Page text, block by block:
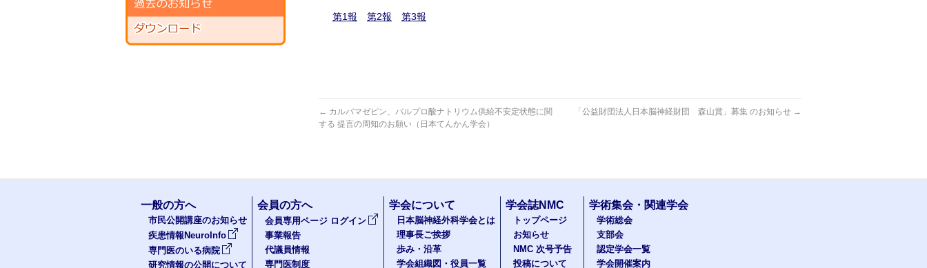
第1報 第2報 第3報
← カルバマゼピン、バルプロ酸ナトリウム供給不安定状態に関
する 提言の周知のお願い（日本てんかん学会）
「公益財団法人日本脳神経財団 森山賞」募集 のお知らせ →
一般の方へ
市民公開講座のお知らせ
疾患情報NeuroInfo
専門医のいる病院
研究情報の公開について
会員の方へ
会員専用ページ ログイン
事業報告
代議員情報
専門医制度
学会について
日本脳神経外科学会とは
理事長ご挨拶
歩み・沿革
学会組織図・役員一覧
学会誌NMC
トップページ
お知らせ
NMC 次号予告
投稿について
学術集会・関連学会
学術総会
支部会
認定学会一覧
学会開催案内